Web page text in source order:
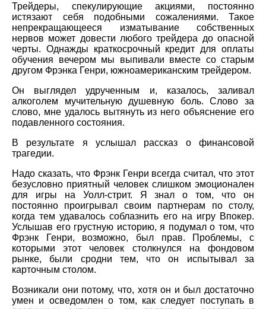
Трейдеры, спекулирующие акциями, постоянно
истязают себя подобными сожалениями. Такое
непрекращающееся изматывание собственных
нервов может довести любого трейдера до опасной
черты. Однажды краткосрочный кредит для оплаты
обучения вечером мы выпивали вместе со старым
другом Фрэнка Генри, южноамериканским трейдером.
Он выглядел удрученным и, казалось, заливал
алкоголем мучительную душевную боль. Слово за
слово, мне удалось вытянуть из него объяснение его
подавленного состояния.
В результате я услышал рассказ о финансовой
трагедии.
Надо сказать, что Фрэнк Генри всегда считал, что этот
безусловно приятный человек слишком эмоционален
для игры на Уолл-стрит. Я знал о том, что он
постоянно проигрывал своим партнерам по столу,
когда тем удавалось соблазнить его на игру Впокер.
Услышав его грустную историю, я подумал о том, что
Фрэнк Генри, возможно, был прав. Проблемы, с
которыми этот человек столкнулся на фондовом
рынке, были сродни тем, что он испытывал за
карточным столом.
Возникали они потому, что, хотя он и был достаточно
умен и осведомлен о том, как следует поступать в